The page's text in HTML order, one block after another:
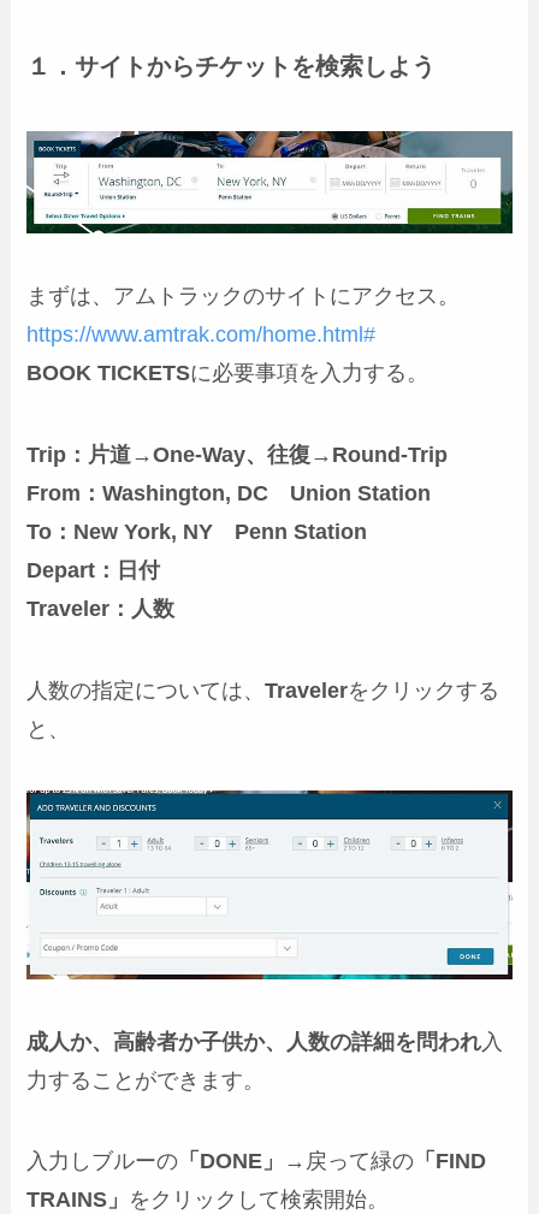
１．サイトからチケットを検索しよう
まずは、アムトラックのサイトにアクセス。
https://www.amtrak.com/home.html#
BOOK TICKETSに必要事項を入力する。
Trip：片道→One-Way、往復→Round-Trip
From：Washington, DC Union Station
To：New York, NY Penn Station
Depart：日付
Traveler：人数
人数の指定については、Travelerをクリックする
と、
成人か、高齢者か子供か、人数の詳細を問われ 入
力することができます。
入力しブルーの 「DONE」 →戻って緑の 「FIND
TRAINS」 をクリックして検索開始。